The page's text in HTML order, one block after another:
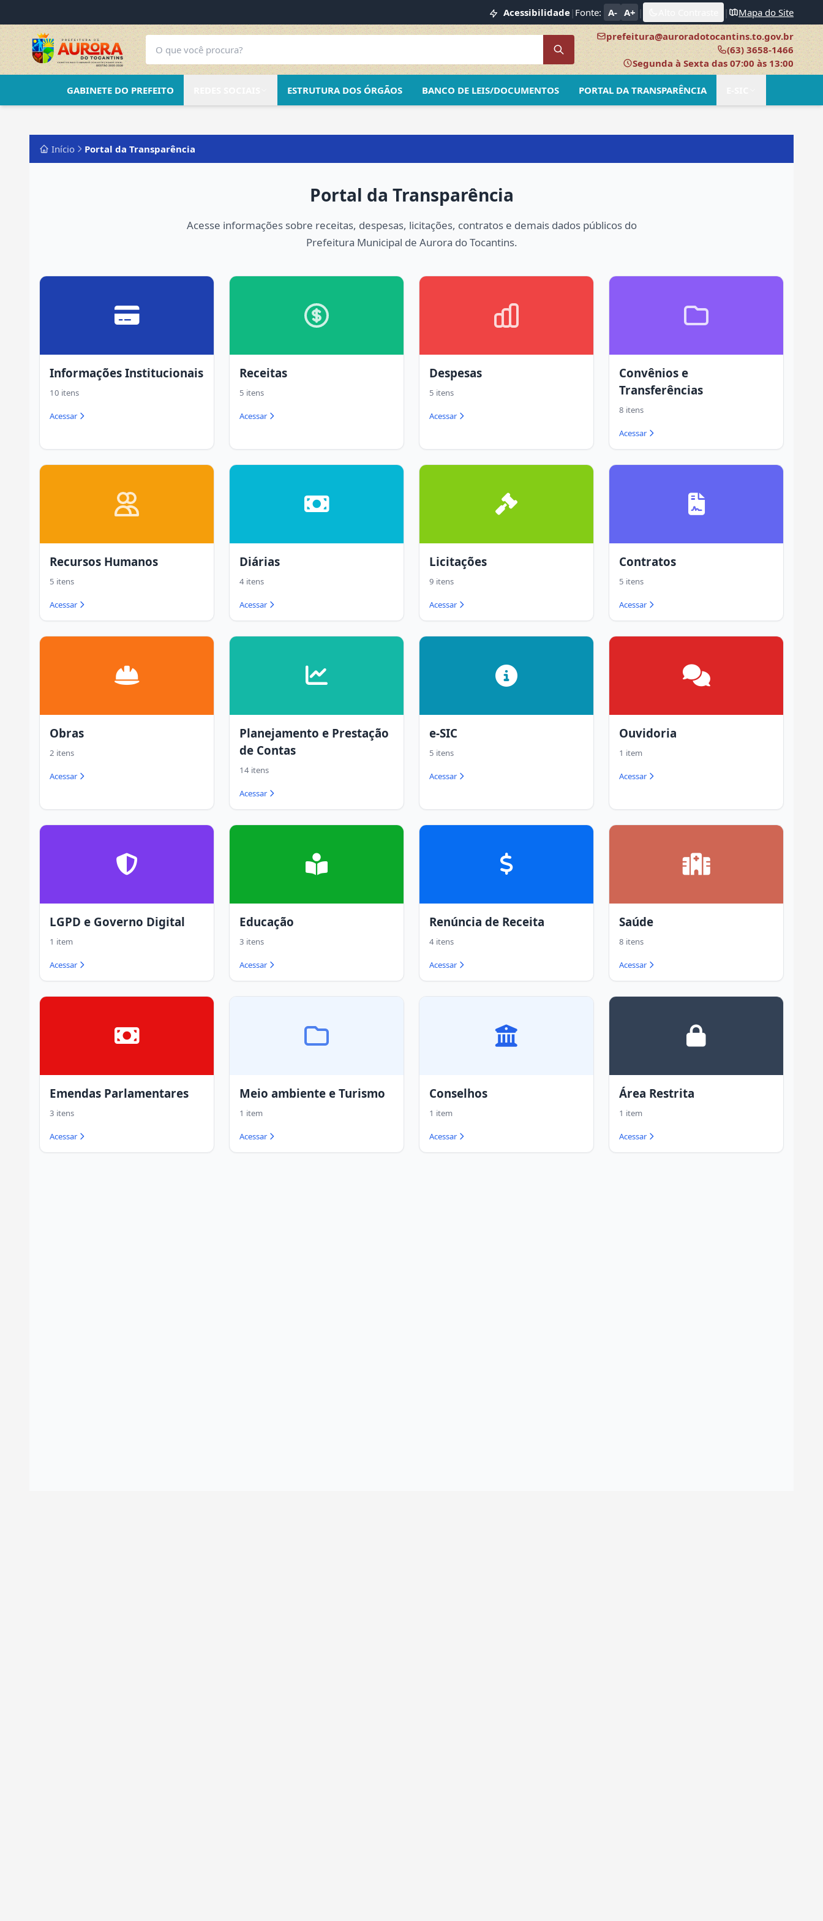
Acessibilidade | Fonte: A- A+ | |
Mapa do Site
prefeitura@auroradotocantins.to.gov.br
(63) 3658-1466
Segunda à Sexta das 07:00 às 13:00
GABINETE DO PREFEITO ESTRUTURA DOS ÓRGÃOS BANCO DE LEIS/DOCUMENTOS PORTAL DA TRANSPARÊNCIA
Início Portal da Transparência
Portal da Transparência
Acesse informações sobre receitas, despesas, licitações, contratos e demais dados públicos do
Prefeitura Municipal de Aurora do Tocantins.
Informações Institucionais
10 itens
Acessar
Receitas
5 itens
Acessar
Despesas
5 itens
Acessar
Convênios e
Transferências
8 itens
Acessar
Recursos Humanos
5 itens
Acessar
Diárias
4 itens
Acessar
Licitações
9 itens
Acessar
Contratos
5 itens
Acessar
Obras
2 itens
Acessar
Planejamento e Prestação
de Contas
14 itens
Acessar
e-SIC
5 itens
Acessar
Ouvidoria
1 item
Acessar
LGPD e Governo Digital
1 item
Acessar
Educação
3 itens
Acessar
Renúncia de Receita
4 itens
Acessar
Saúde
8 itens
Acessar
Emendas Parlamentares
3 itens
Acessar
Meio ambiente e Turismo
1 item
Acessar
Conselhos
1 item
Acessar
Área Restrita
1 item
Acessar